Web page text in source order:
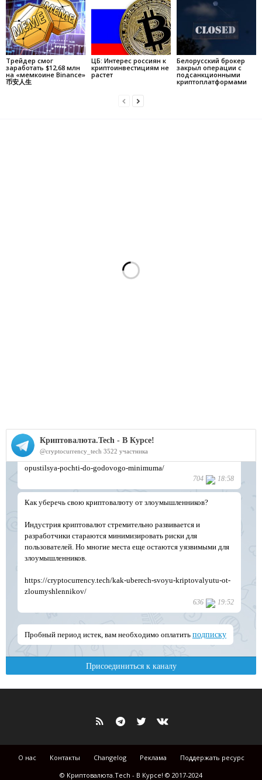
Трейдер смог
заработать $12,68 млн
на «мемкоине Binance»
币安人生
ЦБ: Интерес россиян к
криптоинвестициям не
растет
Белорусский брокер
закрыл операции с
подсанкционными
криптоплатформами
О нас Контакты Changelog Реклама
Поддержать ресурс
© Криптовалюта.Tech - В Курсе! © 2017-2024